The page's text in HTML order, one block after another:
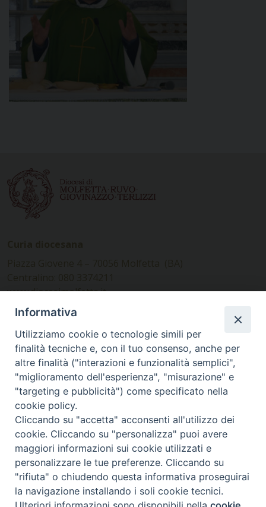
www.diocesimolfetta.it –
diocesimolfetta@pec.chiesacattolica.it
Ufficio Comunicazioni sociali
Piazza Giovene 4 – 70056 Molfetta (BA)
comunicazionisociali@diocesimolfetta.it
SEGUICI SU
Facebook
Instagram
X YouTube
Feed
Privacy Policy - trasparenza
© 2016 - 2026 Diocesi Molfetta Ruvo Giovinazzo Terlizzi
Informativa
Utilizziamo cookie o tecnologie simili per
finalità tecniche e, con il tuo consenso, anche per
altre finalità ("interazioni e funzionalità semplici",
"miglioramento dell'esperienza", "misurazione" e
"targeting e pubblicità") come specificato nella
cookie policy.
Cliccando su "accetta" acconsenti all'utilizzo dei
cookie. Cliccando su "personalizza" puoi avere
maggiori informazioni sui cookie utilizzati e
personalizzare le tue preferenze. Cliccando su
"rifiuta" o chiudendo questa informativa proseguirai
la navigazione installando i soli cookie tecnici.